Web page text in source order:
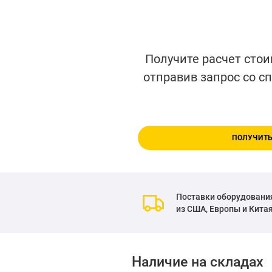
Получите расчет
отправив запрос со
Поставки
из США, Европы и
Наличие на складах